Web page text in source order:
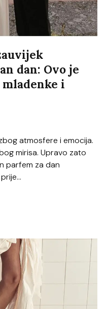
dan: Ovo je
i
atmosfere i emocija.
mirisa. Upravo zato
parfem za dan